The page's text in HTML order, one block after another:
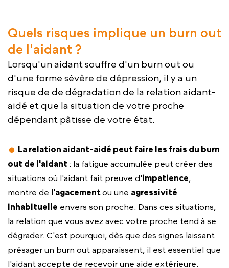
Quels risques implique un burn out
de l'aidant ?
Lorsqu'un aidant souffre d'un burn out ou
d'une forme sévère de dépression, il y a un
risque de de dégradation de la relation aidant-
aidé et que la situation de votre proche
dépendant pâtisse de votre état.
La relation aidant-aidé peut faire les frais du burn
out de l'aidant : la fatigue accumulée peut créer des
situations où l'aidant fait preuve d'impatience,
montre de l'agacementou une agressivité
inhabituelle envers son proche. Dans ces situations,
la relation que vous avez avec votre proche tend à se
dégrader. C'est pourquoi, dès que des signes laissant
présager un burn out apparaissent, il est essentiel que
l'aidant accepte de recevoir une aide extérieure.